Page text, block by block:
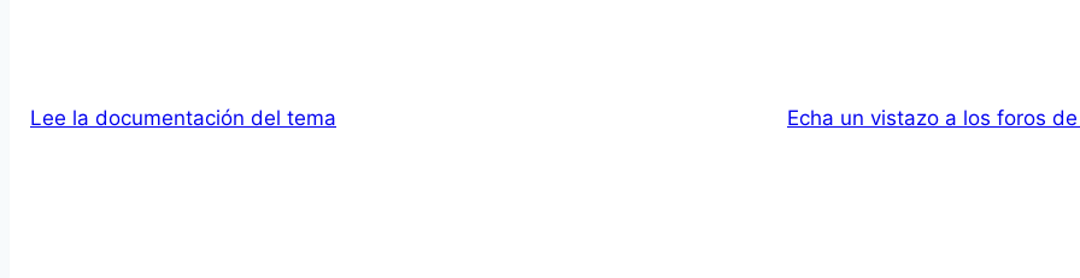
Lee la documentación del tema Echa un vistazo a los foros